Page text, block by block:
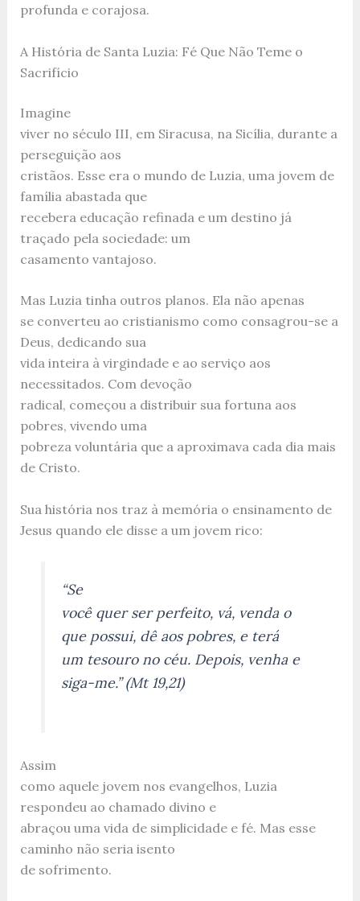
profunda e corajosa.
A História de Santa Luzia: Fé Que Não Teme o
Sacrifício
Imagine
viver no século III, em Siracusa, na Sicília, durante a
perseguição aos
cristãos. Esse era o mundo de Luzia, uma jovem de
família abastada que
recebera educação refinada e um destino já
traçado pela sociedade: um
casamento vantajoso.
Mas Luzia tinha outros planos. Ela não apenas
se converteu ao cristianismo como consagrou-se a
Deus, dedicando sua
vida inteira à virgindade e ao serviço aos
necessitados. Com devoção
radical, começou a distribuir sua fortuna aos
pobres, vivendo uma
pobreza voluntária que a aproximava cada dia mais
de Cristo.
Sua história nos traz à memória o ensinamento de
Jesus quando ele disse a um jovem rico:
“Se
você quer ser perfeito, vá, venda o
que possui, dê aos pobres, e terá
um tesouro no céu. Depois, venha e
siga-me.” (Mt 19,21)
Assim
como aquele jovem nos evangelhos, Luzia
respondeu ao chamado divino e
abraçou uma vida de simplicidade e fé. Mas esse
caminho não seria isento
de sofrimento.